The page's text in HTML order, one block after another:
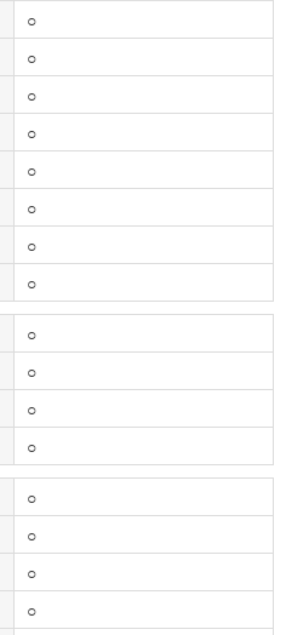
○
○
○
○
○
○
○
○
○
○
○
○
○
○
○
○